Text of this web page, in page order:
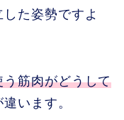
た姿勢ですよ
う筋肉がどうして
います。